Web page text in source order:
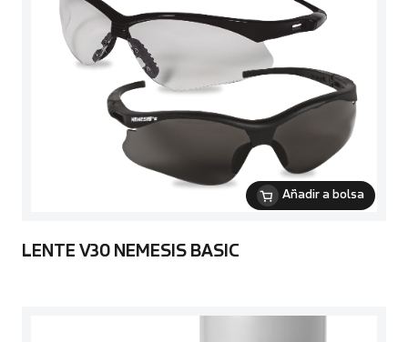
Añadir a bolsa
LENTE V30 NEMESIS BASIC